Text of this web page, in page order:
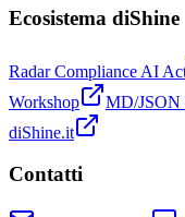
Ecosistema diShine
Radar Compliance AI
Workshop
MD/JSON
diShine.it
Contatti